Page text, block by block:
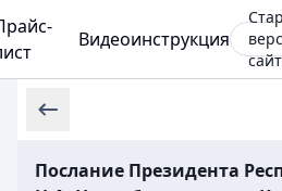
Видеоинструкция
Послание Президента